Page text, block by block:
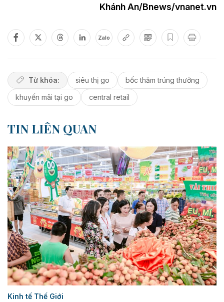
Khánh An/Bnews/vnanet.vn
Zalo
Từ khóa: siêu thị go
bốc thăm trúng thưởng
khuyến mãi tại go
central retail
TIN LIÊN QUAN
Kinh tế Thế Giới